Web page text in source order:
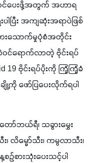
င်ပေးဖို့အတွက် အဟာရ
ပြီး အကျဆုံးအရာပဲဖြစ်
ားသောက်မှုပုံစံအတိုင်း
ဝင်ရောက်လာတဲ့ ဗိုင်းရပ်
ဗိုင်းရပ်ပိုးကို ကြံ့ကြံ့ခံ
ကို ဖော်ပြပေးလိုက်ရပါ
တော်ဘယ်ရီ၊ သခွားမွှေး
လိမ္မော်သီး၊ ကမ္ပလာသီး၊
စားသုံးပေးသင့်ပါ